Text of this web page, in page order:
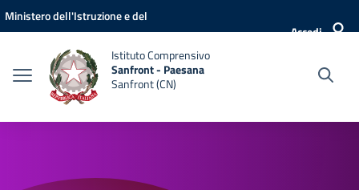
Vai ai contenuti
Vai al menu di navigazione
Vai al footer
Ministero dell'Istruzione e del
Accedi
Istituto Comprensivo
Sanfront - Paesana
Sanfront (CN)